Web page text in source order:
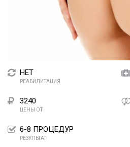
НЕТ
РЕАБИЛИТАЦИЯ
3240
ЦЕНЫ ОТ
6-8 ПРОЦЕДУР
РЕЗУЛЬТАТ